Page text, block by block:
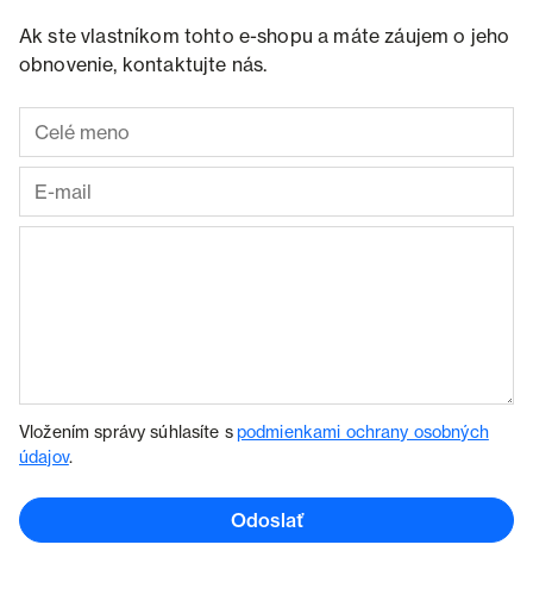
Ak ste vlastníkom tohto e-shopu a máte záujem o jeho
obnovenie, kontaktujte nás.
Vložením správy súhlasíte spodmienkami ochrany osobných
údajov.
Odoslať